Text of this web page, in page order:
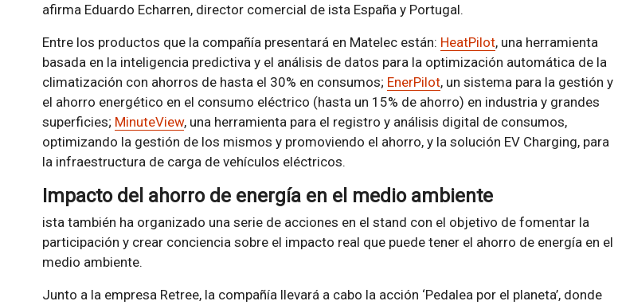
afirma Eduardo Echarren, director comercial de ista España y Portugal.
Entre los productos que la compañía presentará en Matelec están: HeatPilot, una herramienta
basada en la inteligencia predictiva y el análisis de datos para la optimización automática de la
climatización con ahorros de hasta el 30% en consumos; EnerPilot, un sistema para la gestión y
el ahorro energético en el consumo eléctrico (hasta un 15% de ahorro) en industria y grandes
superficies; MinuteView, una herramienta para el registro y análisis digital de consumos,
optimizando la gestión de los mismos y promoviendo el ahorro, y la solución EV Charging, para
la infraestructura de carga de vehículos eléctricos.
Impacto del ahorro de energía en el medio ambiente
ista también ha organizado una serie de acciones en el stand con el objetivo de fomentar la
participación y crear conciencia sobre el impacto real que puede tener el ahorro de energía en el
medio ambiente.
Junto a la empresa Retree, la compañía llevará a cabo la acción ‘Pedalea por el planeta’, donde